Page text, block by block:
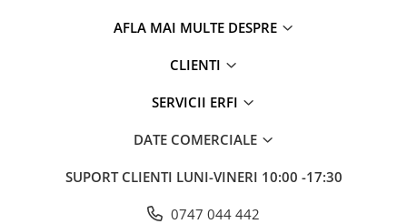
AFLA MAI MULTE DESPRE
CLIENTI
SERVICII ERFI
DATE COMERCIALE
SUPORT CLIENTI LUNI-VINERI 10:00 -17:30
0747 044 442